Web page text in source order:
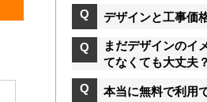
デザインと工事価
まだデザインのイ
てなくても大丈夫？
本当に無料で利用